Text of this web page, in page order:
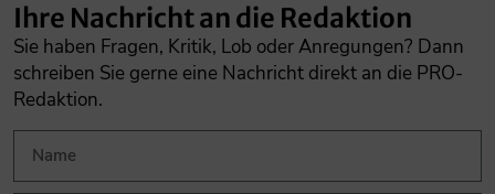
Ihre Nachricht an die Redaktion
Sie haben Fragen, Kritik, Lob oder Anregungen? Dann
schreiben Sie gerne eine Nachricht direkt an die PRO-
Redaktion.